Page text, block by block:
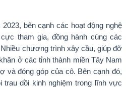
bên cạnh các hoạt động nghệ
tham gia, đồng hành cùng các
chương trình xây cầu, giúp đỡ
ở các tỉnh thành miền Tây Nam
và đóng góp của cô. Bên cạnh đó,
trau dồi kinh nghiệm trong lĩnh vực